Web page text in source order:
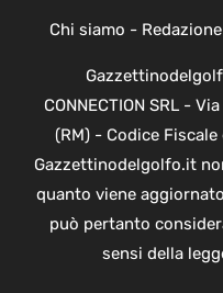
Chi siamo - Redazione
CONNECTION SRL -
(RM) - Codice
Gazzettinodelgolfo.it
quanto viene
può pertanto
sensi della